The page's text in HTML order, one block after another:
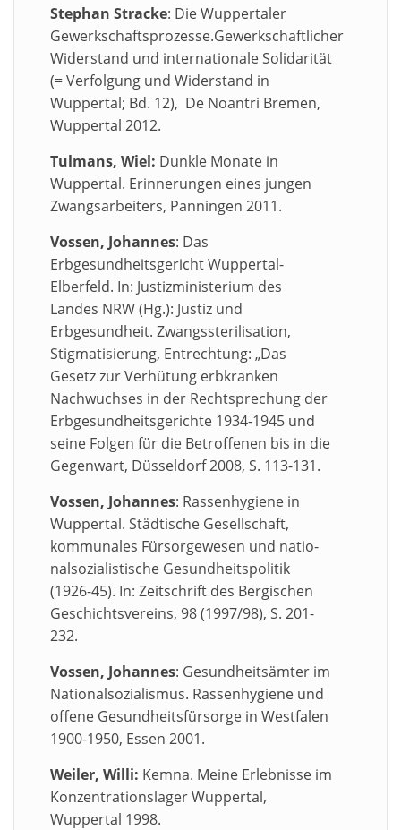
Stephan Stracke: Die Wuppertaler
Gewerkschaftsprozesse.Gewerkschaftlicher
Widerstand und internationale Solidarität
(= Verfolgung und Widerstand in
Wuppertal; Bd. 12), De Noantri Bremen,
Wuppertal 2012.
Tulmans, Wiel: Dunkle Monate in
Wuppertal. Erinnerungen eines jungen
Zwangsarbeiters, Panningen 2011.
Vossen, Johannes: Das
Erbgesundheitsgericht Wuppertal-
Elberfeld. In: Justizministerium des
Landes NRW (Hg.): Justiz und
Erbgesundheit. Zwangssterilisation,
Stigmatisierung, Entrechtung: „Das
Gesetz zur Verhütung erbkranken
Nachwuchses in der Rechtsprechung der
Erbgesundheitsgerichte 1934-1945 und
seine Folgen für die Betroffenen bis in die
Gegenwart, Düsseldorf 2008, S. 113-131.
Vossen, Johannes: Rassenhygiene in
Wuppertal. Städtische Gesellschaft,
kommunales Fürsorgewesen und natio-
nalsozialistische Gesundheitspolitik
(1926-45). In: Zeitschrift des Bergischen
Geschichtsvereins, 98 (1997/98), S. 201-
232.
Vossen, Johannes: Gesundheitsämter im
Nationalsozialismus. Rassenhygiene und
offene Gesundheitsfürsorge in Westfalen
1900-1950, Essen 2001.
Weiler, Willi: Kemna. Meine Erlebnisse im
Konzentrationslager Wuppertal,
Wuppertal 1998.